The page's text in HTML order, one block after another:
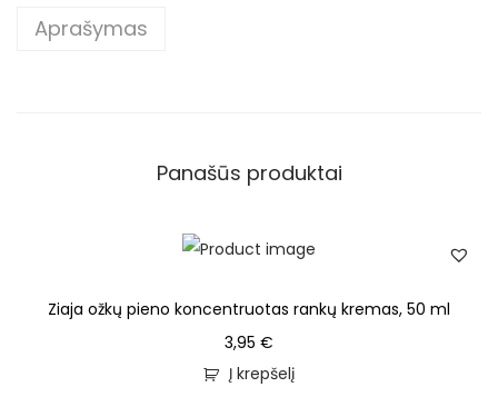
Aprašymas
Panašūs produktai
Ziaja ožkų pieno koncentruotas rankų kremas, 50 ml
3,95 €
Į krepšelį